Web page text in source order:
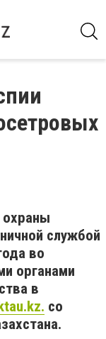
охраны
службой
во
органами
в
со